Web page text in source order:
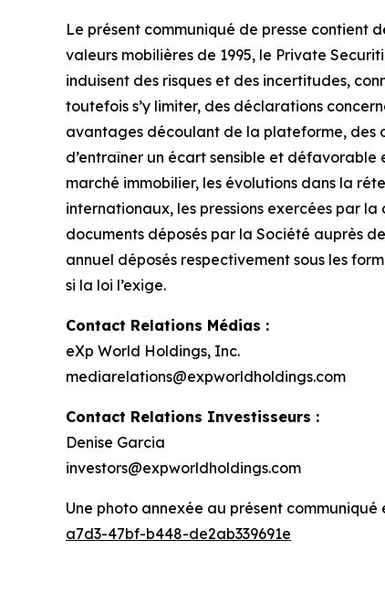
Le présent communiqué de presse contient
valeurs mobilières de 1995, le Private
induisent des risques et des incertitudes,
toutefois s’y limiter, des déclarations
avantages découlant de la plateforme, des
d’entraîner un écart sensible et
marché immobilier, les évolutions dans la
internationaux, les pressions exercées par
documents déposés par la Société auprès
annuel déposés respectivement sous les
si la loi l’exige.
Contact Relations Médias :
eXp World Holdings, Inc.
mediarelations@expworldholdings.com
Contact Relations Investisseurs :
Denise Garcia
investors@expworldholdings.com
Une photo annexée au présent communiqué
a7d3-47bf-b448-de2ab339691e